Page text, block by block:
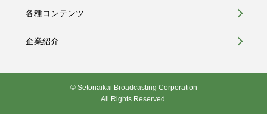
各種コンテンツ
企業紹介
© Setonaikai Broadcasting Corporation
All Rights Reserved.